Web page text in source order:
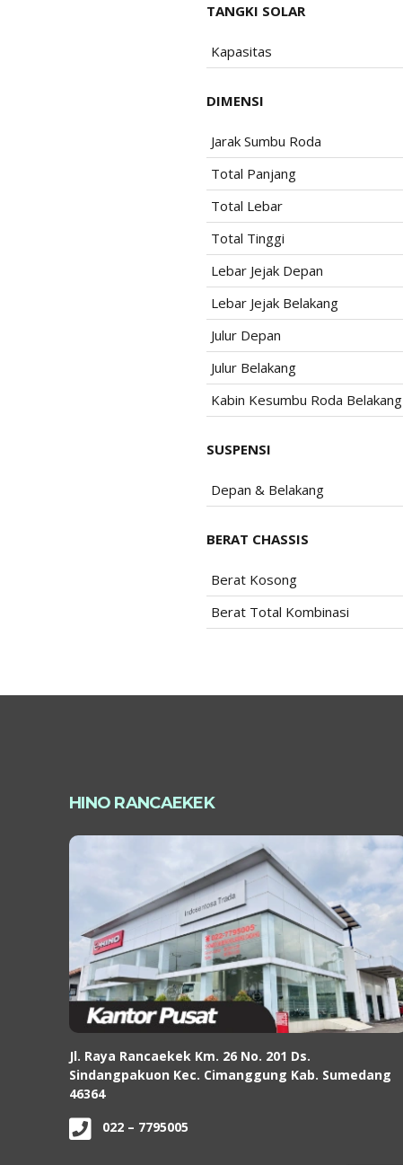
TANGKI SOLAR
Kapasitas
DIMENSI
Jarak Sumbu Roda
Total Panjang
Total Lebar
Total Tinggi
Lebar Jejak Depan
Lebar Jejak Belakang
Julur Depan
Julur Belakang
Kabin Kesumbu Roda Belakang
SUSPENSI
Depan & Belakang
BERAT CHASSIS
Berat Kosong
Berat Total Kombinasi
HINO RANCAEKEK
Jl. Raya Rancaekek Km. 26 No. 201 Ds.
Sindangpakuon Kec. Cimanggung Kab. Sumedang
46364
022 – 7795005